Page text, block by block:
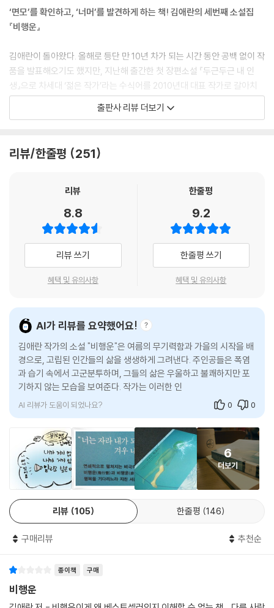
나무는 대낮에도 검은 실루엣을 드리우며 서 있었다. 이국의 신처럼 여러
개의 팔을 뻗은 채, 두 눈을 감고 ─ 그것은 동쪽으로 누웠다 서쪽으로 휘기
아아 움직였다. 천 개의 잎사귀는 천 개의 방향을 가지고 있었다. 천 개의
방향은 한 개의 의지를 가지고 있었다. 살아남는 것. 나무답게 번식하고 나
무답게 죽는 것. 어떻게 죽는 것이 나무다운 삶인지는 알 수 없지만, 그런
게 종(種) 내부에 오랫동안 새겨져왔다는 것만은 분명했다. 고목은 장마
내 몸을 틀었다. 끌려가는 건지 버티려는 건지 모를 몸짓이었다. 뿌리가 있
는 것은 의당 그래야 한다는 듯, 순응과 저항 사이의 미묘한 춤을 췄다.
테이프가 철커덕 소리를 내며 저절로 뒷면으로 넘어간다. 짧은 사이. 명화
의 목소리가 들린다.
“리 쩌리 위안 마( 里)?”
“여기서 멉니까?”
용대는 조그맣게 “리 쩌리 위안 마?”라고 중얼거린 뒤 액셀러레이터를 밟
는다. 겨울밤. 아무도 신경 쓰지 않는 약속처럼, 나뭇가지에 끝끝내 매달려
있는 은행 몇 알이 방금 막 지나간 택시를 굽어보며, 떨어지지도 썩지도 못
---p.168 「그곳에 밤 여기에 노래」 중에서
현대의 복잡하고 거대한 시스템이 정적(靜的)으로 평화롭게 돌아갈 때,
그 무탈함이 주는 이상한 압도, 안심, 혹은 아름다움 같은 것이 공항에는 있
었다. 사람들은 그걸 길게 뻗은 고속철도나 우아한 현수교, 송전탑에서도
느꼈다. 시커먼 타이어 자국이 밴 활주로 사이로 휘이? 시원한 가을바람이
지나갔다. 정차된 항공기들은 모두 앞바퀴에 턱을 괸 채 눈을 감고 그 바람
을 느끼고 있었다. 어느 나라에서 불어와 어떤 세계로 건너갈지 모르는 바
람이었다. 몇몇 항공기는 탑승동 그늘에 얌전히 머리를 디민 채 졸거나 사
색 중이었다. 관제탑 너머론 이제 막 지상에서 발을 떼 비상하고 있는 녀석
도 있었다. 딴에는 혼신의 힘을 다해 중력을 극복하는 중일 테지만 겉으로
는 침착하고 여유로워 보였다. 얼마 뒤 녀석이 지나간 자리에 안도의 긴 한
숨 자국이 드러났다. 사람들이 비행운이라 부르는 구름이었다.
---p.176 「하루의 축」 중에서
몇백 원 더 비싸지만 부드러운 국산콩 두부를 먹고, 호기심에 일반 생리대
감이 들었다. 생필품을 절약하지 않으면 돈 모으기가 힘든데. 씀씀이가 커
마다, 부드러운 두부 조직이 식도를 건드릴 때마다 전에 없던 설렘과 만족
‘면모’를 확인하고, ‘너머’를 발견하게 하는 책! 김애란의 세번째 소설집
『비행운』
김애란이 돌아왔다. 올해로 등단 만 10년 차가 되는 시간 동안 공백 없이 작
품을 발표해오기도 했지만, 지난해 출간한 첫 장편소설 『두근두근 내 인
생』으로 차세대 ‘젊은 작가’라는 수식어를 2010년대 대표 작가로 갈아치
운 그녀다. 많은 사랑과 기대를 한 몸에 받으며 세번째 소설집 『비행운』(문
학과지성사, 2012)을 가지고 왔다. ‘비행운’은 새로운 삶을 동경하는 형식
했듯 “김애란 소설은 우선 안부를 묻고 전하는 이야기, 말하자면 하이-스
어선 어떤 윤리”를 가지고 동세대의 실존적 고민을 드러내며 살아남은 자
번 소설집에서도 김애란은 자신의 매력을 백분 발휘한다. 또한 좀더 많은
세대와 공간을 아우르며 ‘확장’을 시도하기도 하는데, 그것은 김애란 ‘너
머’를 발견하게 하는 기회를 마련해줄 것이다.
김애란의 소설에서 대개 비행운의 꿈은 아이러니컬하게 구조화된다. 비행
幸運)의 악순환에 빠지게 된다. 이렇게 비행운(飛行雲)과 비행운(非幸
運) 사이의 속절없는 거리에서, 작가 김애란은 우리 시대의 의미심장한 서
사 단층을 마련하고, 감동적인 이야기 그물을 짠다. 그 이야기 궤적을 통해
우리는 2010년대 소설의 가장 진실한 숨결과 교감하는 행운을 누리게 된
다. _우찬제(문학평론가, 서강대학교 국문과 교수)
니가 아프니 나도 아프다 ― 김애란과 나의 커먼센스
을 불러일으키는 ‘친구’ 같은 작가다. 그녀가 구사하는 어느 대목에서는 마
치 같은 통점을 갖고 태어난 쌍둥이 같다는 느낌을 주기도 한다. ‘이십대’의
고시원 생활, ‘아이-노인’의 생로병사를 통해서 타인을 배려하고 함께 아
파하며 상처를 치유하려던 서사적 태도는 작가 스스로 서른을 훌쩍 넘어서
는 동안 진정한 자기 반성을 수행하는 ‘성장’을 겪는다. 이십대에서 삼십대
로 시간이 지나는 동안 그만큼 그의 작품이, 또 그 스스로가 품이 넓어졌다.
이것은 분명 김애란의 미덕이고 김애란식 기품이다. 서른의 품격을 갖추었
달까. 그러한 성숙의 막막한 심연을 성찰하려고 한 서사적 수고의 결과가
그런데 이번 소설집에서 겪는 성장통은 좀더 강력하다. 살아남은 자는 슬
출판사 리뷰 더보기
리뷰/한줄평 251
리뷰
8.8
리뷰 쓰기
혜택 및 유의사항
한줄평
9.2
한줄평 쓰기
혜택 및 유의사항
AI가 리뷰를 요약했어요!
김애란 작가의 소설 "비행운"은 여름의 무기력함과 가을의 시작을 배
경으로, 고립된 인간들의 삶을 생생하게 그려낸다. 주인공들은 폭염
과 습기 속에서 고군분투하며, 그들의 삶은 우울하고 불쾌하지만 포
기하지 않는 모습을 보여준다. 작가는 이러한 인간 군상들이 겪는 고
립과 고뇌를 통해 삶의 연속성과 행복의 의
AI 리뷰가 도움이 되었나요? 0 0
6
더보기
리뷰 105
비행운